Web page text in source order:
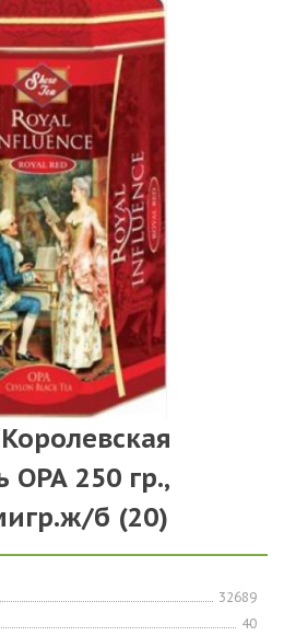
ОРА 250 гр.,
б (20)
32689
40